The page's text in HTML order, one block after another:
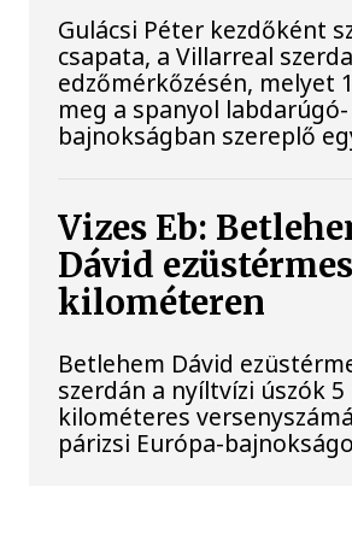
Gulácsi Péter kezdőként
csapata, a Villarreal
edzőmérkőzésén, melyet
meg a spanyol labdarúgó-
bajnokságban szereplő
Vizes Eb:
Dávid
kilométeren
Betlehem Dávid
szerdán a nyíltvízi úszók 5
kilométeres
párizsi Európa-